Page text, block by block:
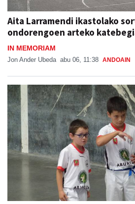
Aita Larramendi ikastolako
ondorengoen arteko
IN MEMORIAM
Jon Ander Ubeda abu 06, 11:38 ANDOAIN